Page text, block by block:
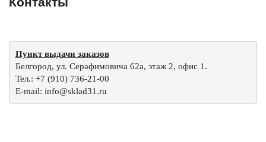
Пункт выдачи заказов
Белгород, ул. Серафимовича 62а, этаж 2, офис 1.
Тел.: +7 (910) 736-21-00
E-mail: info@sklad31.ru